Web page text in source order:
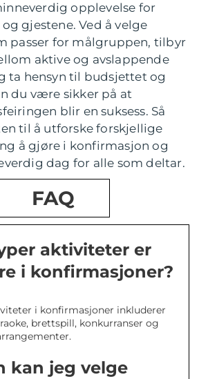
opplevelse for
gjestene. Ved å velge
passer for målgruppen, tilbyr
aktive og avslappende
ta hensyn til budsjettet og
du være sikker på at
blir en suksess. Så
til å utforske forskjellige
å gjøre i konfirmasjon og
dag for alle som deltar.
FAQ
aktiviteter er
i konfirmasjoner?
i konfirmasjoner inkluderer
brettspill, konkurranser og
kan jeg velge